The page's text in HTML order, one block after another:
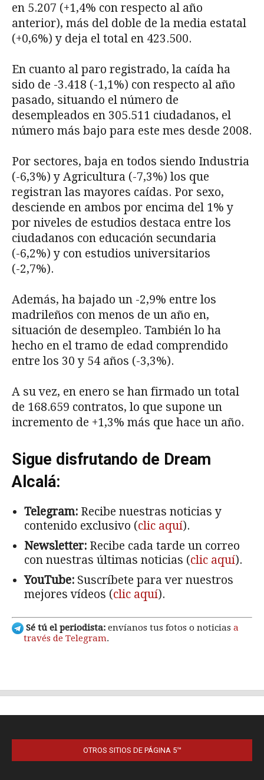
OTROS SITIOS DE PÁGINA 5™